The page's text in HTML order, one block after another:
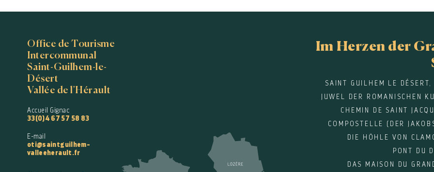
Office de Tourisme
Intercommunal
Saint-Guilhem-le-
Désert
Vallée de l'Hérault
Accueil Gignac
33(0)4 67 57 58 83
E-mail
oti@saintguilhem-
valleeherault.fr
Im Herzen der
SAINT GUILHEM LE DÉSERT,
JUWEL DER ROMANISCHEN
CHEMIN DE SAINT
COMPOSTELLE (DER
DIE HÖHLE VON
PONT DU
DAS MAISON DU